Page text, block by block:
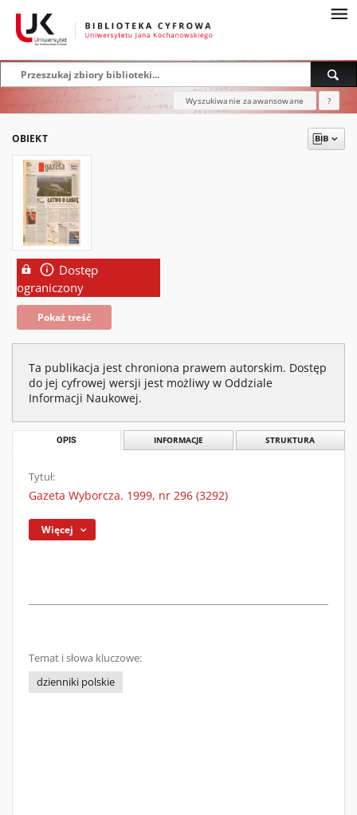
Wyszukiwanie zaawansowane ?
OBIEKT
Dostęp
ograniczony
Pokaż treść
Ta publikacja jest chroniona prawem autorskim. Dostęp
do jej cyfrowej wersji jest możliwy w Oddziale
Informacji Naukowej.
OPIS INFORMACJE STRUKTURA
Tytuł:
Gazeta Wyborcza. 1999, nr 296 (3292)
Więcej
Temat i słowa kluczowe:
dzienniki polskie